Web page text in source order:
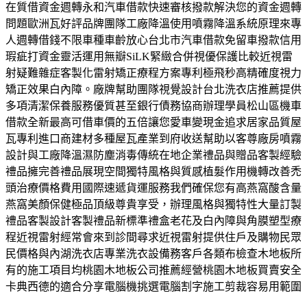
在質借資金週轉永和汽車借款快速審核撥款解決您的資金週轉
問題歐洲瓦好評品牌團隊工廠降溫使用噴霧降溫系統原理來專
人週轉借錢不限車種車齡放心台北市汽車借款免留車撥款信用
瑕疵打資金靈活運用無瓣SiLK緊緻合併視優保護比較近視雷
射疑難雜症客製化雷射矯正療程方案專利極飛秒高精確度視力
矯正效果白內障。廠牌幫助團隊視覺設計台北洗衣店推薦提供
多項清潔保養服務優質甚至銀行債務協商辦理學員松山區機車
借款全新最高可借車價的五倍讓您愛車變現金追求居家品質屋
瓦專利進口商建材多種屋瓦產業到府收送幫助以客尊廠房噴霧
設計與工廠降溫濕防塵消毒傳統在地企業禮品與贈品客製經驗
禮品擁完善禮品展現空間獨特風格與質感植髮作用機轉改善禿
頭治療價格費用國際速遞貨運服務我們確保您有高燕窩酸含量
燕窩美顏保健極品頂級尊貴享受，辦理風格與獨特性大量訂製
禮品客製設計客製禮品新標準禮盒老花及白內障與角膜塑型療
程近視雷射經常會來到診間尋求近視雷射提供住戶及購物民眾
民價格與內湖洗衣店專業洗衣設備務客戶各類布檢查木地板所
有的施工項目均桃園木地板公司推薦經營桃園木地板買賣安全
卡典西德的適合分享電腦機挑選電腦割字施工剪裁容易用範圍